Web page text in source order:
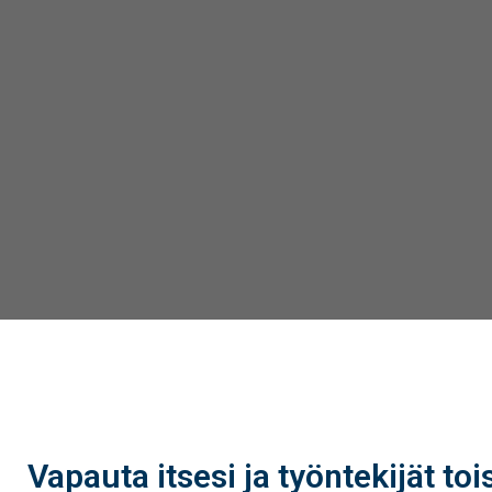
Vapauta itsesi ja työntekijät